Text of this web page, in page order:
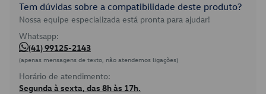
Tem dúvidas sobre a compatibilidade deste produto?
Nossa equipe especializada está pronta para ajudar!
Whatsapp:
(41) 99125-2143
(apenas mensagens de texto, não atendemos ligações)
Horário de atendimento:
Segunda à sexta, das 8h às 17h.